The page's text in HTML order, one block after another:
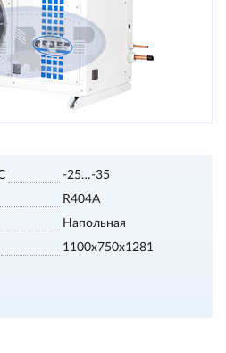
-25…-35
R404A
Напольная
1100х750х1281